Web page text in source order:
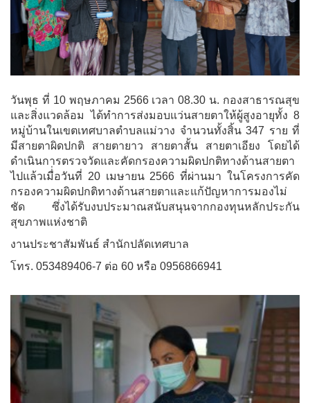
วันพุธ ที่ 10 พฤษภาคม 2566 เวลา 08.30 น. กองสาธารณสุข
และสิ่งแวดล้อม ได้ทำการส่งมอบแว่นสายตาให้ผู้สูงอายุทั้ง 8
หมู่บ้านในเขตเทศบาลตำบลแม่วาง จำนวนทั้งสิ้น 347 ราย ที่
มีสายตาผิดปกติ สายตายาว สายตาสั้น สายตาเอียง โดยได้
ดำเนินการตรวจวัดและคัดกรองความผิดปกติทางด้านสายตา
ไปแล้วเมื่่อวันที่ 20 เมษายน 2566 ที่ผ่านมา ในโครงการคัด
กรองความผิดปกติทางด้านสายตาและแก้ปัญหาการมองไม่
ชัด ซึ่งได้รับงบประมาณสนับสนุนจากกองทุนหลักประกัน
สุขภาพแห่งชาติ
งานประชาสัมพันธ์ สำนักปลัดเทศบาล
โทร. 053489406-7 ต่อ 60 หรือ 0956866941